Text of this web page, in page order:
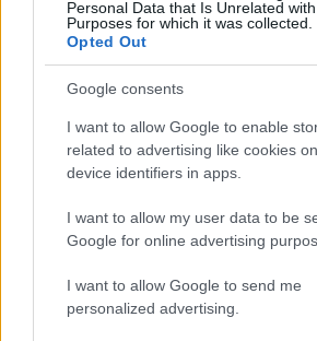
Personal Data that Is Unrelated
Purposes for which it was collected.
Opted Out
Google consents
I want to allow Google to enable
related to advertising like cookies
device identifiers in apps.
I want to allow my user data to be
Google for online advertising
I want to allow Google to send me
personalized advertising.
a savak nem sok esélyt adnak a
Közepesen hosszú utóízében
dominálnak. Szép bor, még akár
tartalékkal, valahogy még sincs
a német ajkúaknak.
Weingut Paulinshof
Auslese Halbtrocken 2002
A Brauneberger Kammer a
tulajdonában van, így ez a bor
predikátummal büszkélkedhet.
mérten viselkedik, leginkább